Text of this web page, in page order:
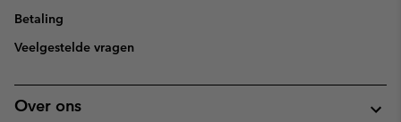
Betaling
Veelgestelde vragen
Over ons